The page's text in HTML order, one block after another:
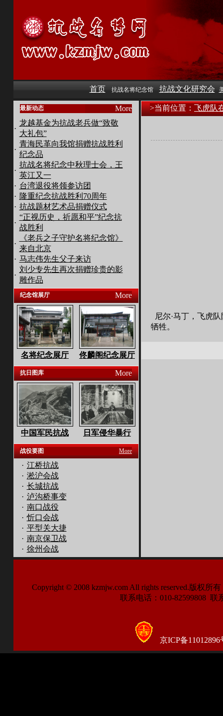
首页 抗战名将纪念馆 抗战文化研究会
最新动态 More
·
龙越基金为抗战老兵做“致敬
大礼包”
·
青海民革向我馆捐赠抗战胜利
纪念品
·
抗战名将纪念中秋理士会，王
英江又一
· 台湾退役将领参访团
· 隆重纪念抗战胜利70周年
· 抗战题材艺术品捐赠仪式
·
“正视历史，祈愿和平”纪念抗
战胜利
·
《老兵之子守护名将纪念馆》
来自北京
· 马志伟先生父子来访
·
刘少专先生再次捐赠珍贵的影
雕作品
纪念馆展厅 More
名将纪念展厅 佟麟阁纪念展厅
抗日图库 More
中国军民抗战 日军侵华暴行
战役要图 More
· 江桥抗战
· 淞沪会战
· 长城抗战
· 泸沟桥事变
· 南口战役
· 忻口会战
· 平型关大捷
· 南京保卫战
· 徐州会战
>当前位置： 飞虎队
尼尔·马丁，飞虎
牺牲。
Copyright © 2008 kzmjw.com All rights reserved.版权
联系电话：010-82599808 联
京ICP备11012896